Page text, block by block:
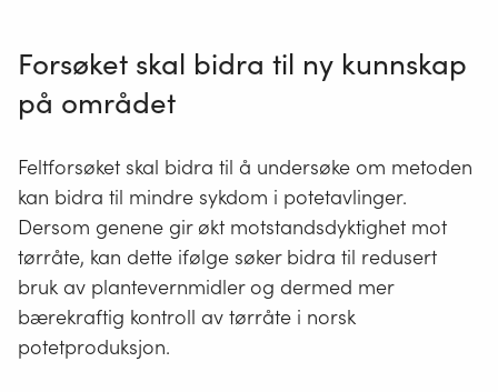
Forsøket skal bidra til ny kunnskap
på området
Feltforsøket skal bidra til å undersøke om metoden
kan bidra til mindre sykdom i potetavlinger.
Dersom genene gir økt motstandsdyktighet mot
tørråte, kan dette ifølge søker bidra til redusert
bruk av plantevernmidler og dermed mer
bærekraftig kontroll av tørråte i norsk
potetproduksjon.